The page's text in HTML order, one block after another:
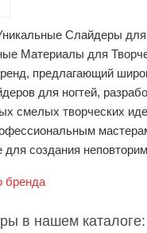
Слайдеры для
Материалы для
предлагающий
для ногтей,
смелых творческих
для создания
бренда
в нашем каталоге: